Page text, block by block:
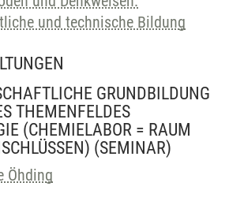
und technische Bildung
GRUNDBILDUNG
THEMENFELDES
(CHEMIELABOR = RAUM
(SEMINAR)
Öhding